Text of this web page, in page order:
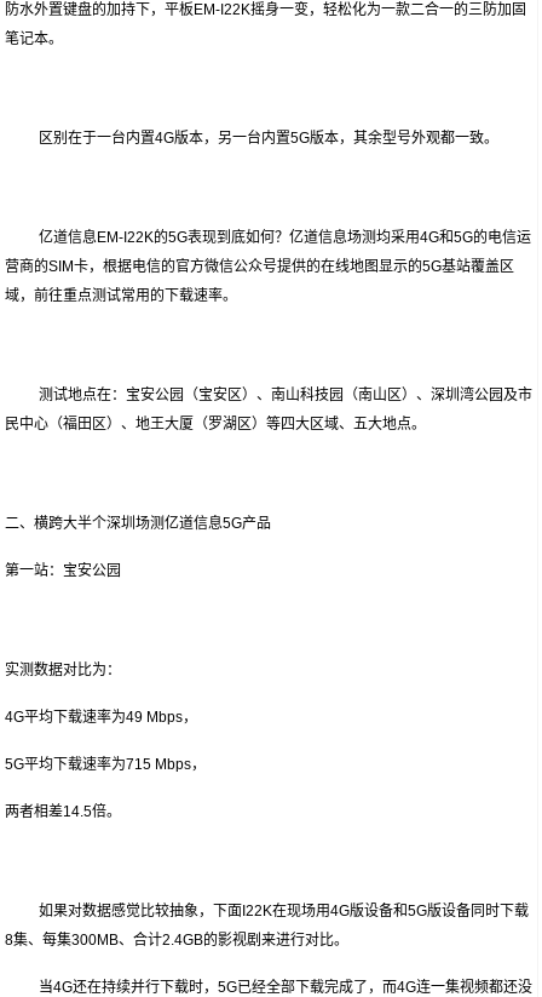
防水外置键盘的加持下，平板EM-I22K摇身一变，轻松化为一款二合一的三防加固
笔记本。
区别在于一台内置4G版本，另一台内置5G版本，其余型号外观都一致。
亿道信息EM-I22K的5G表现到底如何？亿道信息场测均采用4G和5G的电信运
营商的SIM卡，根据电信的官方微信公众号提供的在线地图显示的5G基站覆盖区
域，前往重点测试常用的下载速率。
测试地点在：宝安公园（宝安区）、南山科技园（南山区）、深圳湾公园及市
民中心（福田区）、地王大厦（罗湖区）等四大区域、五大地点。
二、横跨大半个深圳场测亿道信息5G产品
第一站：宝安公园
实测数据对比为：
4G平均下载速率为49 Mbps，
5G平均下载速率为715 Mbps，
两者相差14.5倍。
如果对数据感觉比较抽象，下面I22K在现场用4G版设备和5G版设备同时下载
8集、每集300MB、合计2.4GB的影视剧来进行对比。
当4G还在持续并行下载时，5G已经全部下载完成了，而4G连一集视频都还没